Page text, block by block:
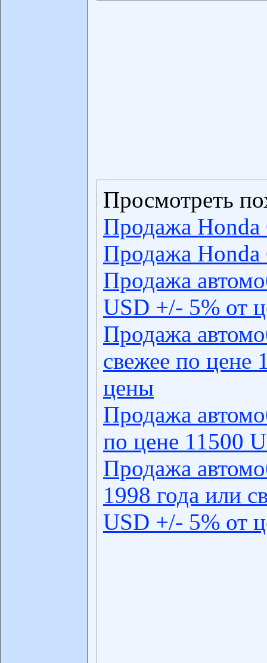
Просмотреть
Продажа
Продажа
Продажа
USD +/- 5% от
Продажа
свежее по цене
цены
Продажа
по цене 11500
Продажа
1998 года или
USD +/- 5% от